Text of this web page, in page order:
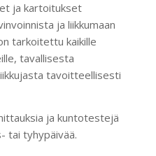
ja kartoitukset
ja liikkumaan
tarkoitettu kaikille
tavallisesta
tavoitteellisesti
ja kuntotestejä
tai tyhypäivää.